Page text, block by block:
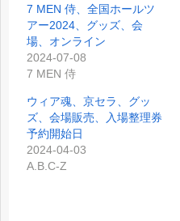
7 MEN 侍、全国ホールツ
アー2024、グッズ、会
場、オンライン
2024-07-08
7 MEN 侍
ウィア魂、京セラ、グッ
ズ、会場販売、入場整理券
予約開始日
2024-04-03
A.B.C-Z